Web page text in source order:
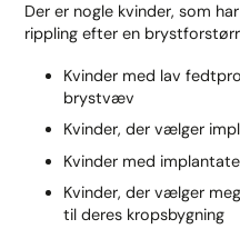
Der er nogle kvinder, som
rippling efter en
Kvinder med lav
brystvæv
Kvinder, der vælger
Kvinder med
Kvinder, der vælger
til deres kropsbygning